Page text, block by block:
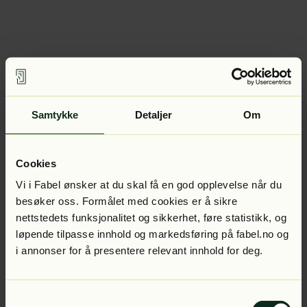
Samtykke Detaljer Om
Cookies
Vi i Fabel ønsker at du skal få en god opplevelse når du
besøker oss. Formålet med cookies er å sikre
nettstedets funksjonalitet og sikkerhet, føre statistikk, og
løpende tilpasse innhold og markedsføring på fabel.no og
i annonser for å presentere relevant innhold for deg.